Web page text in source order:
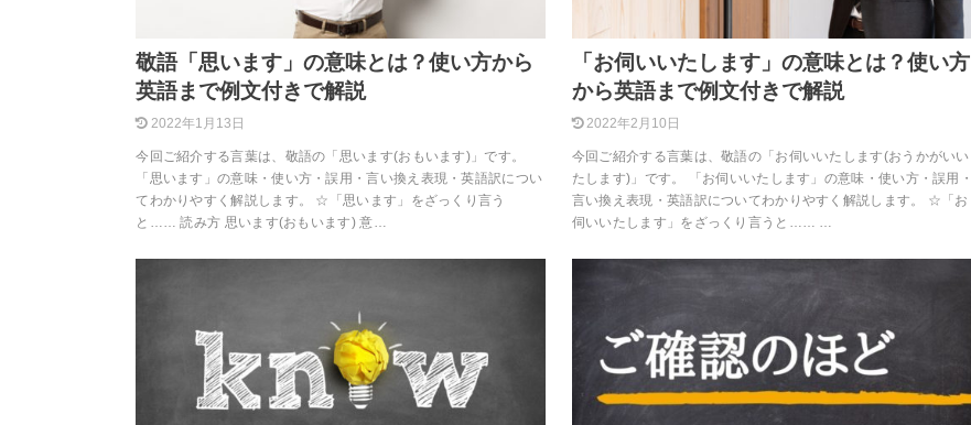
敬語「思います」の意味とは？使い方から
英語まで例文付きで解説
2022年1月13日
今回ご紹介する言葉は、敬語の「思います(おもいます)」です。
「思います」の意味・使い方・誤用・言い換え表現・英語訳につい
てわかりやすく解説します。 ☆「思います」をざっくり言う
と…… 読み方 思います(おもいます) 意…
「お伺いいたします」の意味とは？使い方
から英語まで例文付きで解説
2022年2月10日
今回ご紹介する言葉は、敬語の「お伺いいたします(おうかがいい
たします)」です。 「お伺いいたします」の意味・使い方・誤用・
言い換え表現・英語訳についてわかりやすく解説します。 ☆「お
伺いいたします」をざっくり言うと…… …